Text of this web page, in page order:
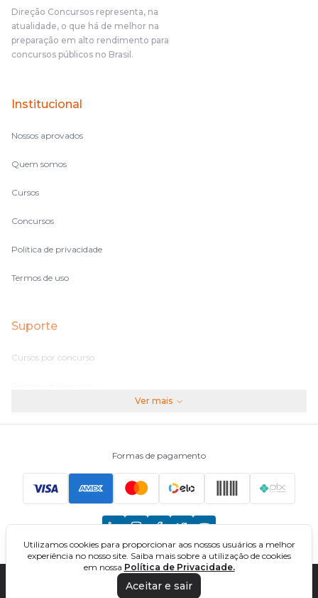
Direção Concursos representa, na
atualidade, o que há de melhor na
preparação em alto rendimento para
concursos públicos no Brasil.
Institucional
Nossos aprovados
Quem somos
Cursos
Concursos
Política de privacidade
Termos de uso
Suporte
Cursos por concurso
Principais Concursos
CNU
TCU
Ver mais
Formas de pagamento
DIREÇÃO CONCURSOS - CURSOS ONLINE PARA CONCURSOS. TODOS OS
Utilizamos cookies para proporcionar aos nossos usuários a melhor
experiência no nosso site. Saiba mais sobre a utilização de cookies
em nossa Política de Privacidade.
Aceitar e sair